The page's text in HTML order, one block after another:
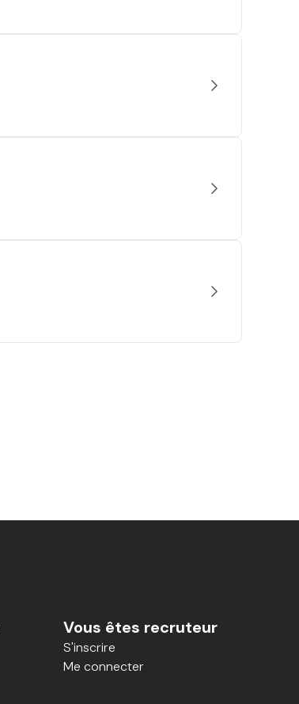
Vous êtes recruteur
S'inscrire
Me connecter